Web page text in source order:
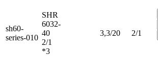
sh60-
series-010
SHR
6032-
40
2/1
*3
3,3/20 2/1